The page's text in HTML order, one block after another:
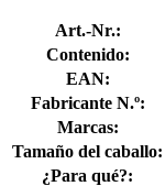
Art.-Nr.:
Contenido:
EAN:
Fabricante N.º:
Marcas:
Tamaño del caballo:
¿Para qué?: